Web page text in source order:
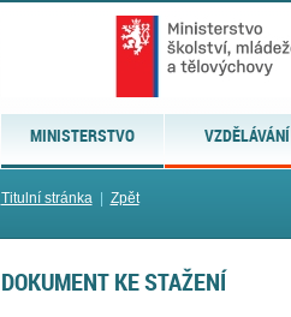
MINISTERSTVO VZDĚLÁVÁNÍ
Titulní stránka| Zpět
DOKUMENT KE STAŽENÍ